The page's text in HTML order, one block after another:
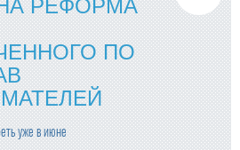
РЕФОРМА
ПО
уже в июне